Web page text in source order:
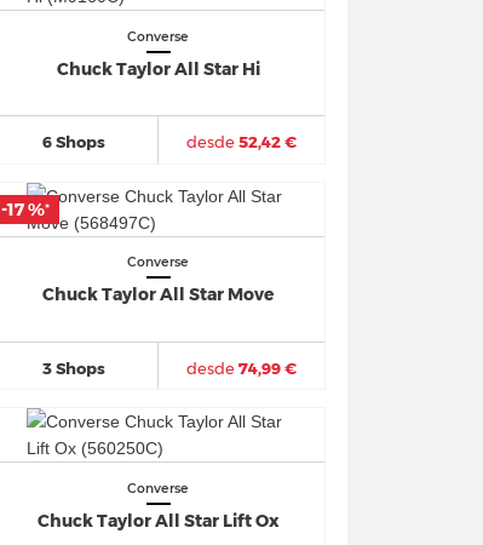
Converse
Chuck Taylor All Star Hi
6 Shops desde52,42 €
Converse
Chuck Taylor All Star Move
3 Shops desde74,99 €
-17 %*
-17 %*
Converse
Chuck Taylor All Star Lift Ox